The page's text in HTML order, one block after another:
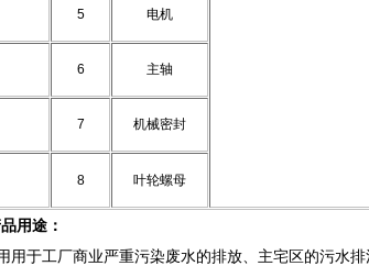
5 电机
6 主轴
7 机械密封
8 叶轮螺母
用途：
用于工厂商业严重污染废水的排放、主宅区的污水